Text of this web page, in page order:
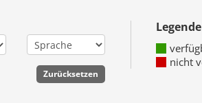
Legende
nicht